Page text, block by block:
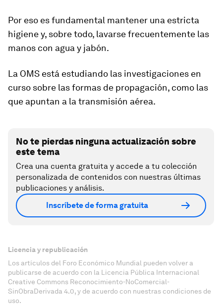
Por eso es fundamental mantener una estricta
higiene y, sobre todo, lavarse frecuentemente las
manos con agua y jabón.
La OMS está estudiando las investigaciones en
curso sobre las formas de propagación, como las
que apuntan a la transmisión aérea.
No te pierdas ninguna actualización sobre
este tema
Crea una cuenta gratuita y accede a tu colección
personalizada de contenidos con nuestras últimas
publicaciones y análisis.
Inscríbete de forma gratuita
Licencia y republicación
Los artículos del Foro Económico Mundial pueden volver a
publicarse de acuerdo con la Licencia Pública Internacional
Creative Commons Reconocimiento-NoComercial-
SinObraDerivada 4.0, y de acuerdo con nuestras condiciones de
uso.